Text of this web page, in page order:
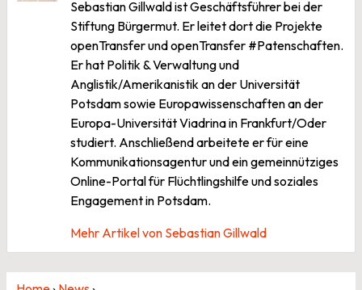
Sebastian Gillwald ist Geschäftsführer bei der
Stiftung Bürgermut. Er leitet dort die Projekte
openTransfer und openTransfer #Patenschaften.
Er hat Politik & Verwaltung und
Anglistik/Amerikanistik an der Universität
Potsdam sowie Europawissenschaften an der
Europa-Universität Viadrina in Frankfurt/Oder
studiert. Anschließend arbeitete er für eine
Kommunikationsagentur und ein gemeinnütziges
Online-Portal für Flüchtlingshilfe und soziales
Engagement in Potsdam.
Mehr Artikel von Sebastian Gillwald